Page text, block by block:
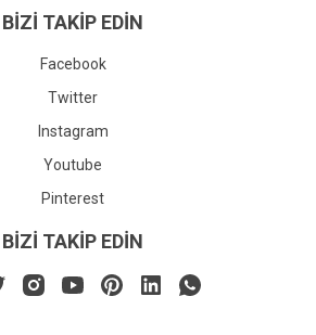
BİZİ TAKİP EDİN
Facebook
Twitter
Instagram
Youtube
Pinterest
BİZİ TAKİP EDİN